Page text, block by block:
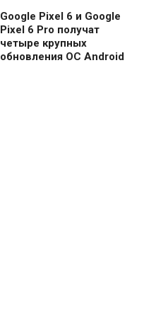
Google Pixel 6 и Google
Pixel 6 Pro получат
четыре крупных
обновления ОС Android